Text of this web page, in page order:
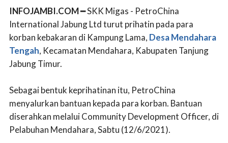
INFOJAMBI.COM━ SKK Migas - PetroChina
International Jabung Ltd turut prihatin pada para
korban kebakaran di Kampung Lama, Desa Mendahara
Tengah, Kecamatan Mendahara, Kabupaten Tanjung
Jabung Timur.
Sebagai bentuk keprihatinan itu, PetroChina
menyalurkan bantuan kepada para korban. Bantuan
diserahkan melalui Community Development Officer, di
Pelabuhan Mendahara, Sabtu (12/6/2021).